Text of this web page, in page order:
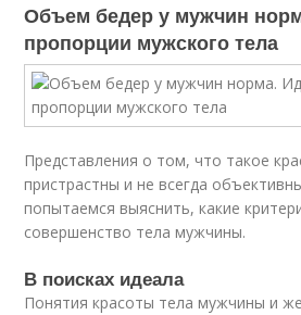
Объем бедер у мужчин
пропорции мужского тела
Представления о том, что такое
пристрастны и не всегда
попытаемся выяснить, какие
совершенство тела мужчины.
В поисках идеала
Понятия красоты тела мужчины и